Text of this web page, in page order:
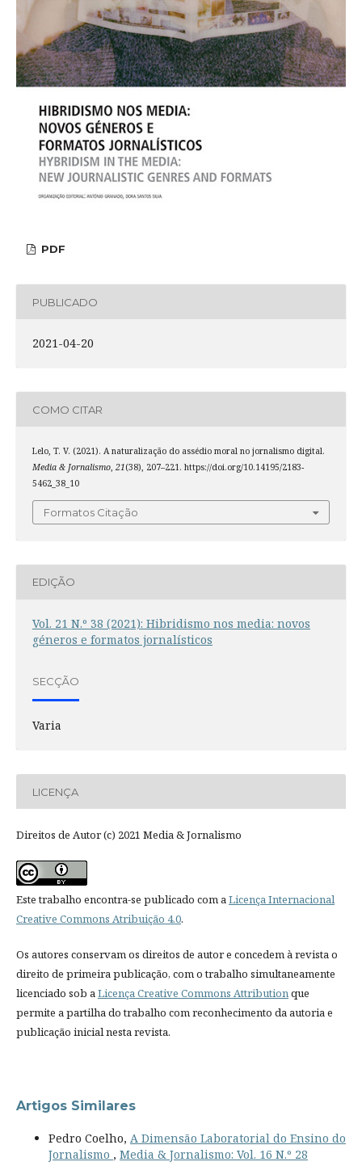
PDF
PUBLICADO
2021-04-20
COMO CITAR
Lelo, T. V. (2021). A naturalização do assédio moral no jornalismo digital.
Media & Jornalismo, 21(38), 207–221. https://doi.org/10.14195/2183-
5462_38_10
Formatos Citação
EDIÇÃO
Vol. 21 N.º 38 (2021): Hibridismo nos media: novos
géneros e formatos jornalísticos
SECÇÃO
Varia
LICENÇA
Direitos de Autor (c) 2021 Media & Jornalismo
Este trabalho encontra-se publicado com aLicença Internacional
Creative Commons Atribuição 4.0.
Os autores conservam os direitos de autor e concedem à revista o
direito de primeira publicação, com o trabalho simultaneamente
licenciado sob aLicença Creative Commons Attributionque
permite a partilha do trabalho com reconhecimento da autoria e
publicação inicial nesta revista.
Artigos Similares
Pedro Coelho, A Dimensão Laboratorial do Ensino do
Jornalismo , Media & Jornalismo: Vol. 16 N.º 28